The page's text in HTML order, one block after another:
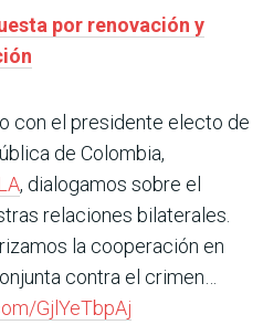
por renovación y
con el presidente electo de
de Colombia,
, dialogamos sobre el
relaciones bilaterales.
la cooperación en
contra el crimen…
GjlYeTbpAj